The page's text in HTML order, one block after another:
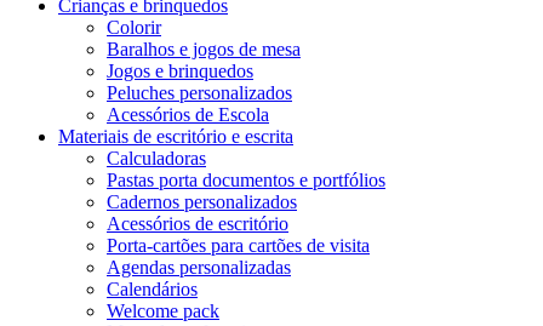
Crianças e brinquedos
Colorir
Baralhos e jogos de mesa
Jogos e brinquedos
Peluches personalizados
Acessórios de Escola
Materiais de escritório e escrita
Calculadoras
Pastas porta documentos e portfólios
Cadernos personalizados
Acessórios de escritório
Porta-cartões para cartões de visita
Agendas personalizadas
Calendários
Welcome pack